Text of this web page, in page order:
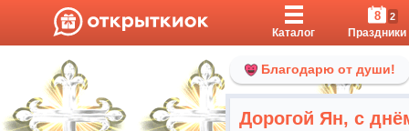
Каталог
8 2
Праздники
Благодарю от души!
Дорогой Ян, с